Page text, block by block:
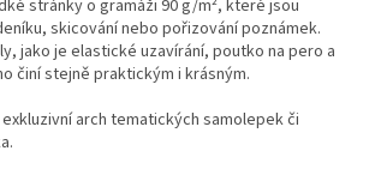
stránky o gramáži 90 g/m², které jsou
skicování nebo pořizování poznámek.
jako je elastické uzavírání, poutko na pero a
činí stejně praktickým i krásným.
arch tematických samolepek či